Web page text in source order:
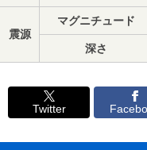
震源
マグニチュード
深さ
Twitter